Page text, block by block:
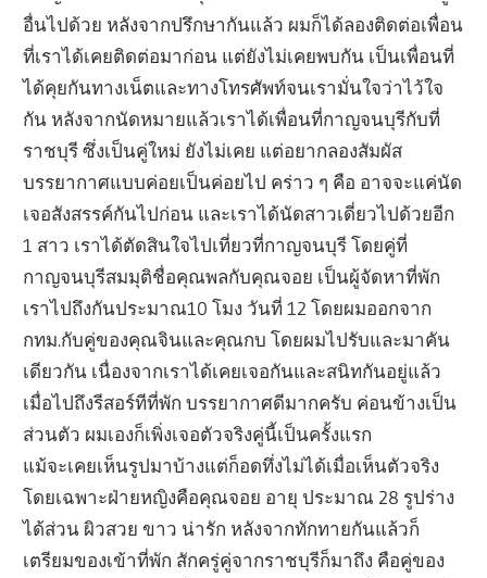
อื่นไปด้วย หลังจากปรึกษากันแล้ว ผมก็ได้ลองติดต่อเพื่อน
ที่เราได้เคยติดต่อมาก่อน แต่ยังไม่เคยพบกัน เป็นเพื่อนที่
ได้คุยกันทางเน็ตและทางโทรศัพท์จนเรามั่นใจว่าไว้ใจ
กัน หลังจากนัดหมายแล้วเราได้เพื่อนที่กาญจนบุรีกับที่
ราชบุรี ซึ่งเป็นคู่ใหม่ ยังไม่เคย แต่อยากลองสัมผัส
บรรยากาศแบบค่อยเป็นค่อยไป คร่าว ๆ คือ อาจจะแค่นัด
เจอสังสรรค์กันไปก่อน และเราได้นัดสาวเดี่ยวไปด้วยอีก
1 สาว เราได้ตัดสินใจไปเที่ยวที่กาญจนบุรี โดยคู่ที่
กาญจนบุรีสมมุติชื่อคุณพลกับคุณจอย เป็นผู้จัดหาที่พัก
เราไปถึงกันประมาณ10 โมง วันที่ 12 โดยผมออกจาก
กทม.กับคู่ของคุณจินและคุณกบ โดยผมไปรับและมาคัน
เดียวกัน เนื่องจากเราได้เคยเจอกันและสนิทกันอยู่แล้ว
เมื่อไปถึงรีสอร์ทีที่พัก บรรยากาศดีมากครับ ค่อนข้างเป็น
ส่วนตัว ผมเองก็เพิ่งเจอตัวจริงคู่นี้เป็นครั้งแรก
แม้จะเคยเห็นรูปมาบ้างแต่ก็อดทึ่งไม่ได้เมื่อเห็นตัวจริง
โดยเฉพาะฝ่ายหญิงคือคุณจอย อายุ ประมาณ 28 รูปร่าง
ได้ส่วน ผิวสวย ขาว น่ารัก หลังจากทักทายกันแล้วก็
เตรียมของเข้าที่พัก สักครู่คู่จากราชบุรีก็มาถึง คือคู่ของ